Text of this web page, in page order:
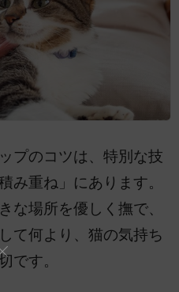
プのコツは、特別な技
み重ね」にあります。
な場所を優しく撫で、
て何より、猫の気持ち
です。